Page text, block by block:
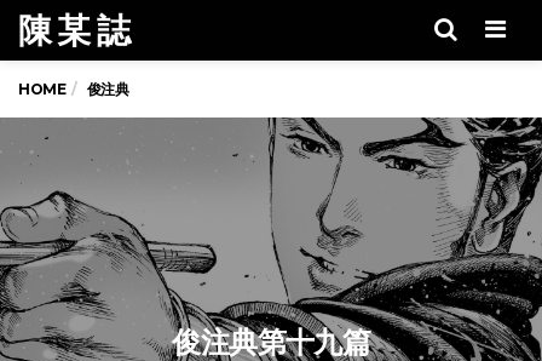
陳 某 誌
HOME 俊注典
俊注典第十九篇